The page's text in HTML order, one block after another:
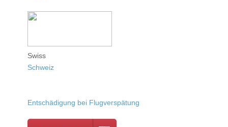
Swiss
Schweiz
Entschädigung bei Flugverspätung